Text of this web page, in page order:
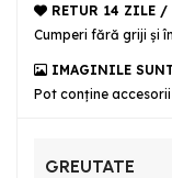
RETUR 14 ZILE
Cumperi fără griji şi
IMAGINILE
Pot conține
GREUTATE